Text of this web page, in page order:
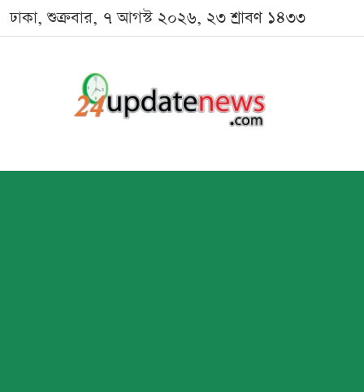
ঢাকা, শুক্রবার, ৭ আগস্ট ২০২৬, ২৩ শ্রাবণ ১৪৩৩